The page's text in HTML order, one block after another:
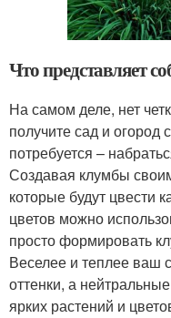
Что представляет
На самом деле, нет
получите сад и огород
потребуется –
Создавая клумбы
которые будут
цветов можно
просто формировать
Веселее и теплее ваш
оттенки, а
ярких растений и